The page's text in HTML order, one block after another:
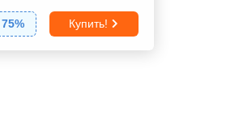
75% Купить!